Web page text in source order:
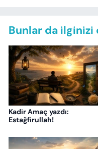
Bunlar da
Kadir Amaç yazdı:
Estağfirullah!